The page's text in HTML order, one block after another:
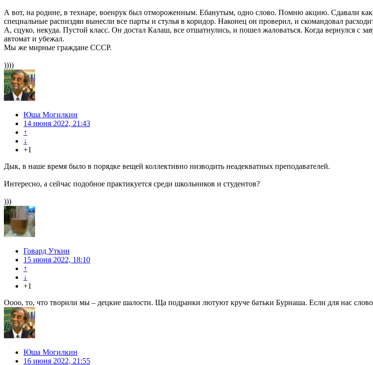
А вот, на родине, в технаре, военрук был отмороженным. Ебанутым, одно слово. Помню акцию. Сдавали
специальные распиздяи вынесли все парты и стулья в коридор. Наконец он проверил, и скомандовал
А, сцуко, некуда. Пустой класс. Он достал Калаш, все отшатнулись, и пошел жаловаться. Когда вернулся с
автомат и убежал.
Мы же мирные граждане СССР.
))))
Юша Могилкин
14 июня 2022, 21:43
↑
↓
+1
Дык, в наше время было в порядке вещей коллективно низводить неадекватных преподавателей.
Интересно, а сейчас подобное практикуется среди школьников и студентов?
)))
Говард Уткин
15 июня 2022, 18:10
↑
↓
+1
Оооо, то, что творили мы – децкие шалости. Ща подранки лютуют круче батьки Бурнаша. Если для нас
Юша Могилкин
16 июня 2022, 21:55